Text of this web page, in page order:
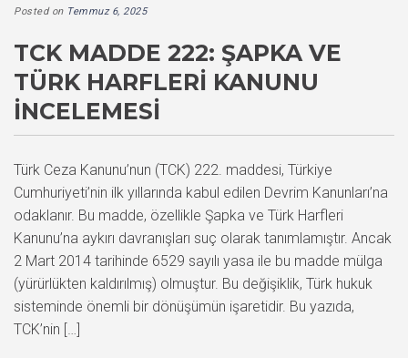
Posted on Temmuz 6, 2025
TCK MADDE 222: ŞAPKA VE
TÜRK HARFLERI KANUNU
İNCELEMESI
Türk Ceza Kanunu’nun (TCK) 222. maddesi, Türkiye
Cumhuriyeti’nin ilk yıllarında kabul edilen Devrim Kanunları’na
odaklanır. Bu madde, özellikle Şapka ve Türk Harfleri
Kanunu’na aykırı davranışları suç olarak tanımlamıştır. Ancak
2 Mart 2014 tarihinde 6529 sayılı yasa ile bu madde mülga
(yürürlükten kaldırılmış) olmuştur. Bu değişiklik, Türk hukuk
sisteminde önemli bir dönüşümün işaretidir. Bu yazıda,
TCK’nin […]